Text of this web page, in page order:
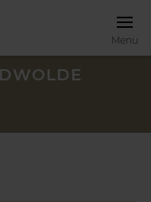
Menu